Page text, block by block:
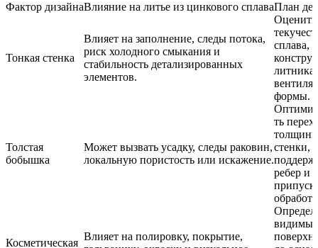
Фактор дизайнаВлияние на литье из цинкового сплаваПлан
Тонкая стенка
Влияет на заполнение, следы потока,
риск холодного смыкания и
стабильность детализированных
элементов.
Оценить
сплава,
литника
формы.
Толстая
бобышка
Может вызвать усадку, следы раковин,
локальную пористость или искажение.
ть
стенки,
ребер и
припуск
Косметическая
Влияет на полировку, покрытие,
видимые